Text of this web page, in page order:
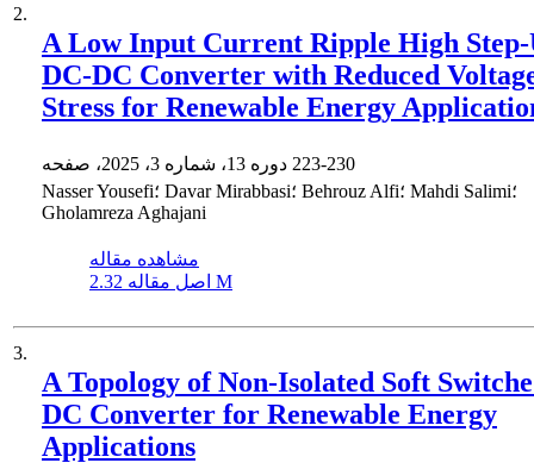
2.
A Low Input Current Ripple High
DC-DC Converter with Reduced
Stress for Renewable Energy
223-230
Nasser Yousefi؛ Davar Mirabbasi؛ Behrouz Alfi؛ Mahdi Salimi؛
Gholamreza Aghajani
مشاهده مقاله
اصل مقاله 2.32 M
3.
A Topology of Non-Isolated Soft
DC Converter for Renewable Energy
Applications